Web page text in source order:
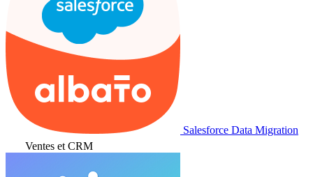
Salesforce Data Migration
Ventes et CRM